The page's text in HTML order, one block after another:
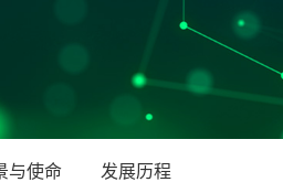
与使命 发展历程